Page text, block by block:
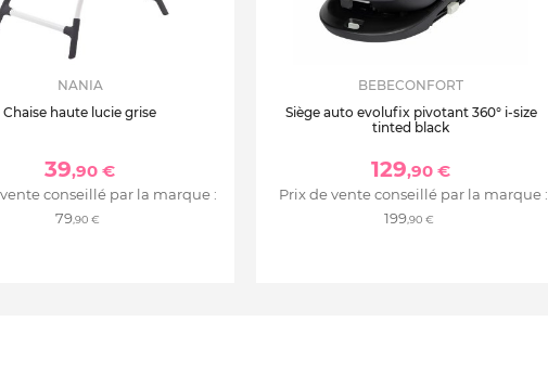
NANIA
Chaise haute lucie grise
39,90 €
conseillé par la marque :
79,90 €
BEBECONFORT
Siège auto evolufix pivotant 360° i-size
tinted black
129,90 €
Prix de vente conseillé par la marque :
199,90 €